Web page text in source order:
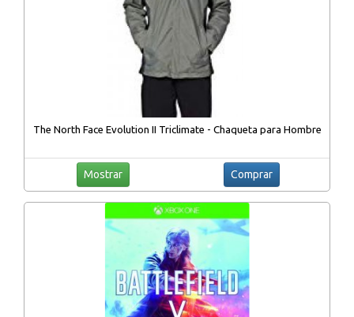
The North Face Evolution II Triclimate - Chaqueta para Hombre
Mostrar Comprar